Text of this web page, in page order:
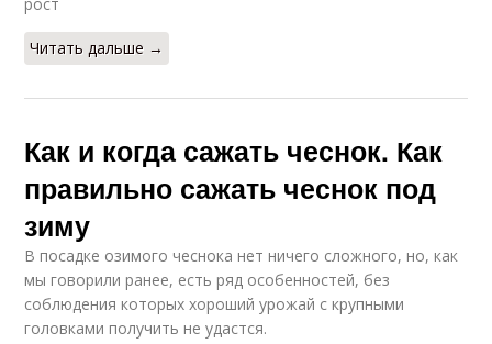
Читать дальше →
Как и когда сажать чеснок. Как
правильно сажать чеснок под
зиму
В посадке озимого чеснока нет ничего сложного, но, как
мы говорили ранее, есть ряд особенностей, без
соблюдения которых хороший урожай с крупными
головками получить не удастся.